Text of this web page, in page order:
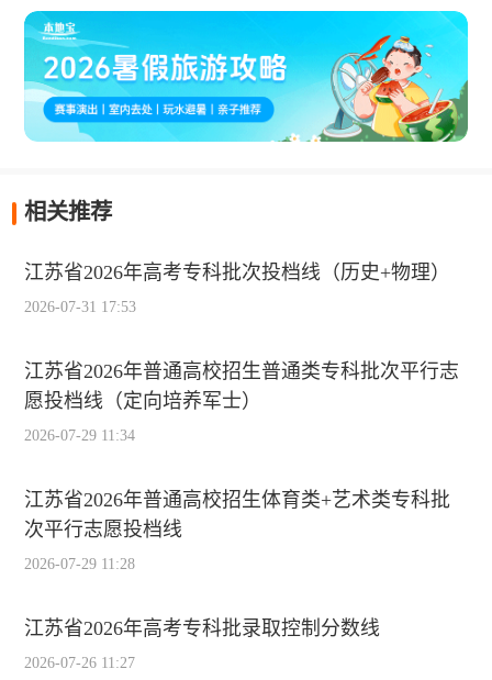
相关推荐
江苏省2026年高考专科批次投档线（历史+物理）
2026-07-31 17:53
江苏省2026年普通高校招生普通类专科批次平行志
愿投档线（定向培养军士）
2026-07-29 11:34
江苏省2026年普通高校招生体育类+艺术类专科批
次平行志愿投档线
2026-07-29 11:28
江苏省2026年高考专科批录取控制分数线
2026-07-26 11:27